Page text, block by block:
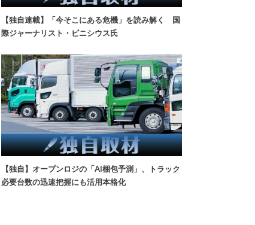
【独自連載】「今そこにある危機」を読み解く 国
際ジャーナリスト・ビニシウス氏
【独自】オープンロジの「AI梱包予測」、トラック
必要台数の迅速把握にも活用本格化